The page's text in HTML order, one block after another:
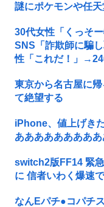
謎にポケモンや任
30代女性「くっそ
SNS「詐欺師に騙
性「これだ！」
東京から名古屋に
て絶望する
iPhone、値上げき
あああああああああ
switch2版FF14 緊
に 信者いわく爆速
なんEパチ●コパチ